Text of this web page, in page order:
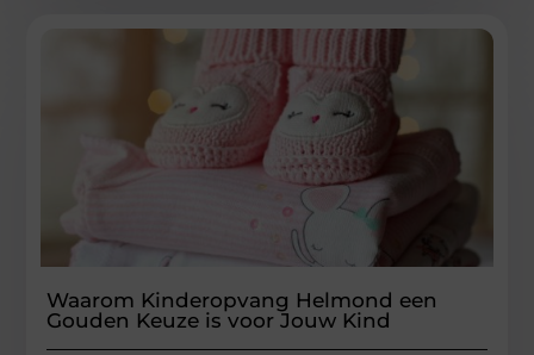
Waarom Kinderopvang Helmond een
Gouden Keuze is voor Jouw Kind